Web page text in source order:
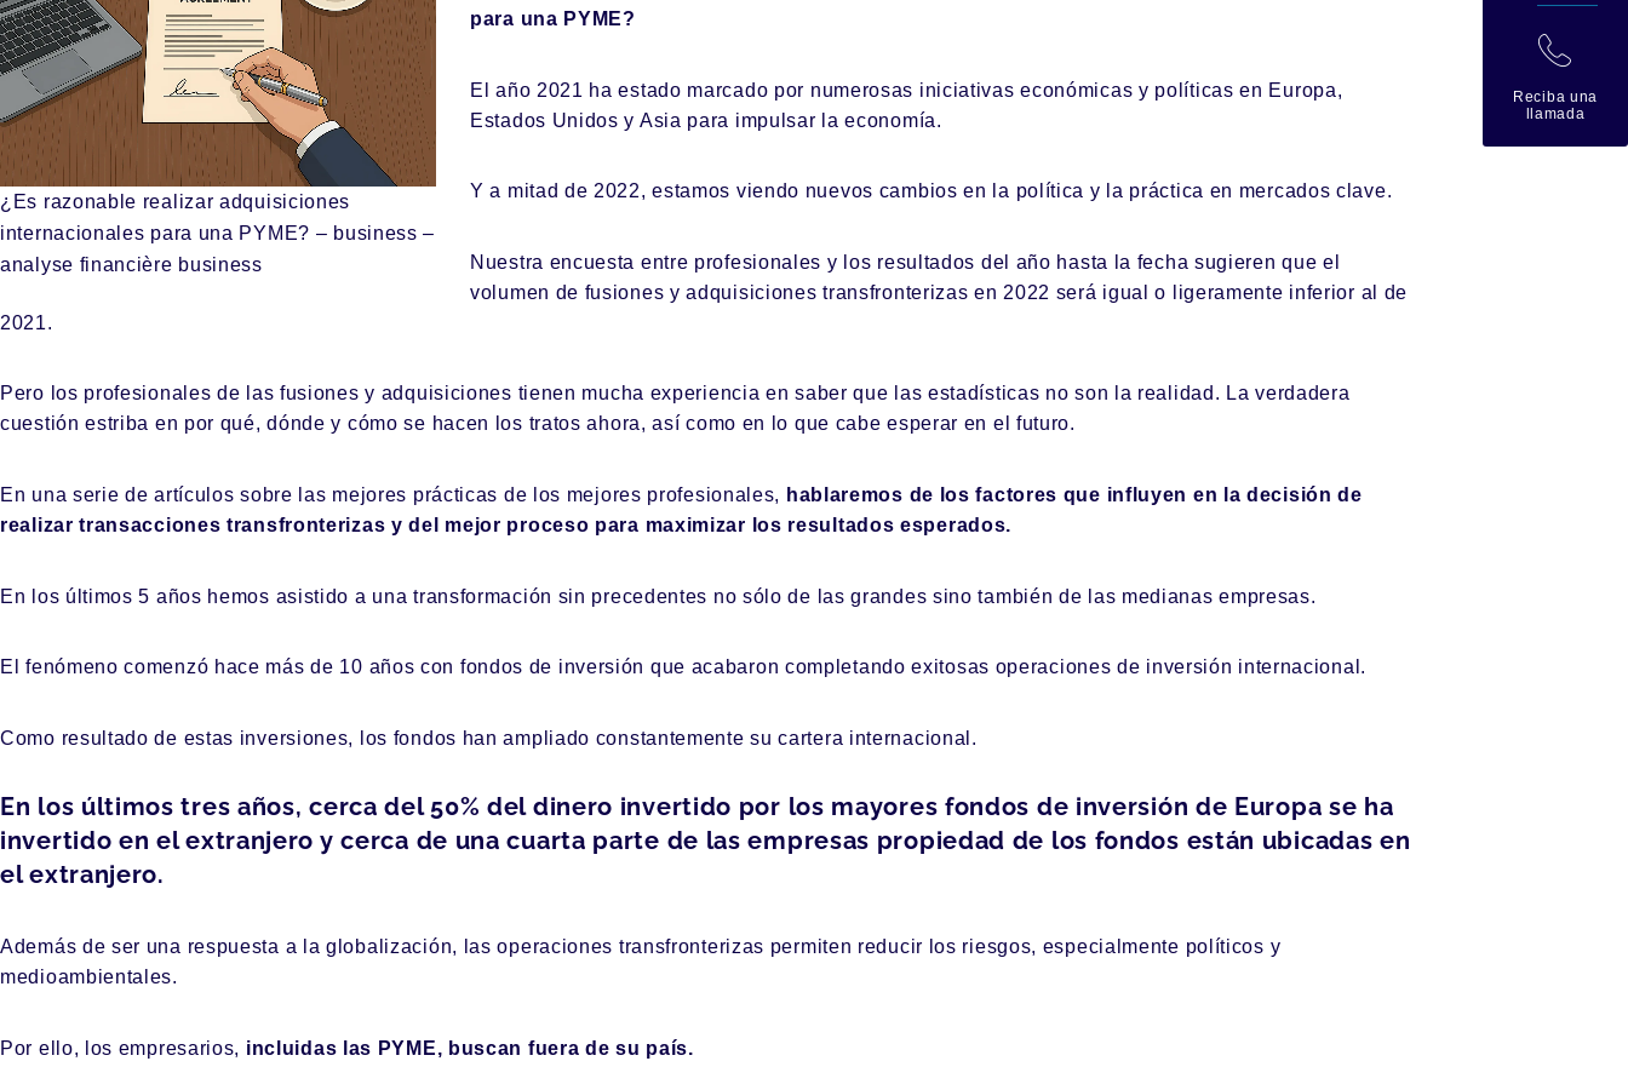
¿Es razonable realizar adquisiciones
internacionales para una PYME? – business –
analyse financière business
para una PYME?
El año 2021 ha estado marcado por numerosas iniciativas económicas y políticas en Europa,
Estados Unidos y Asia para impulsar la economía.
Y a mitad de 2022, estamos viendo nuevos cambios en la política y la práctica en mercados clave.
Nuestra encuesta entre profesionales y los resultados del año hasta la fecha sugieren que el
volumen de fusiones y adquisiciones transfronterizas en 2022 será igual o ligeramente inferior al de
2021.
Pero los profesionales de las fusiones y adquisiciones tienen mucha experiencia en saber que las estadísticas no son la realidad. La verdadera
cuestión estriba en por qué, dónde y cómo se hacen los tratos ahora, así como en lo que cabe esperar en el futuro.
En una serie de artículos sobre las mejores prácticas de los mejores profesionales, hablaremos de los factores que influyen en la decisión de
realizar transacciones transfronterizas y del mejor proceso para maximizar los resultados esperados.
En los últimos 5 años hemos asistido a una transformación sin precedentes no sólo de las grandes sino también de las medianas empresas.
El fenómeno comenzó hace más de 10 años con fondos de inversión que acabaron completando exitosas operaciones de inversión internacional.
Como resultado de estas inversiones, los fondos han ampliado constantemente su cartera internacional.
En los últimos tres años, cerca del 50% del dinero invertido por los mayores fondos de inversión de Europa se ha
invertido en el extranjero y cerca de una cuarta parte de las empresas propiedad de los fondos están ubicadas en
el extranjero.
Además de ser una respuesta a la globalización, las operaciones transfronterizas permiten reducir los riesgos, especialmente políticos y
medioambientales.
Por ello, los empresarios, incluidas las PYME, buscan fuera de su país.
拉
Reciba una
llamada